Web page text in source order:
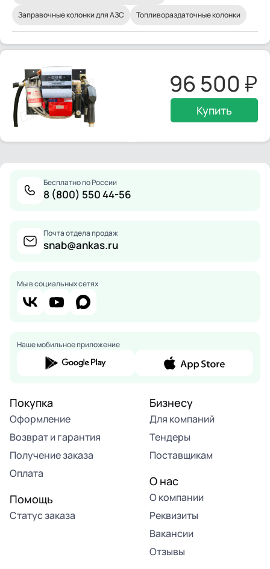
Заправочные колонки для АЗС
Топливораздаточные колонки
96 500
Купить
Бесплатно по России
8 (800) 550 44-56
Почта отдела продаж
snab@ankas.ru
Мы в социальных сетях
Наше мобильное приложение
Покупка
Оформление
Возврат и гарантия
Получение заказа
Оплата
Помощь
Статус заказа
Бизнесу
Для компаний
Тендеры
Поставщикам
О нас
О компании
Реквизиты
Вакансии
Отзывы